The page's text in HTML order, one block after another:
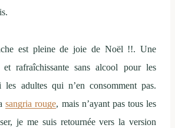
est pleine de joie de Noël !!. Une
et rafraîchissante sans alcool pour les
les adultes qui n’en consomment pas.
sangria rouge, mais n’ayant pas tous les
je me suis retournée vers la version